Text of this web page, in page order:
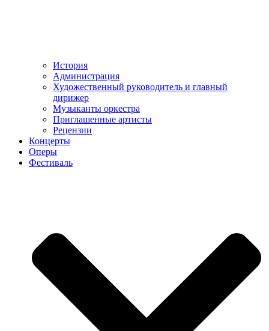
История
Администрация
Художественный руководитель и главный
дирижер
Музыканты оркестра
Приглашенные артисты
Рецензии
Концерты
Оперы
Фестиваль